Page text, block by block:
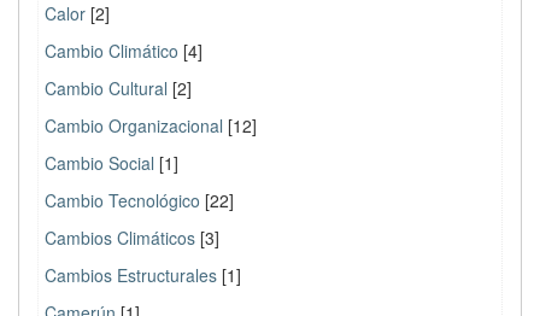
Calor [2]
Cambio Climático [4]
Cambio Cultural [2]
Cambio Organizacional [12]
Cambio Social [1]
Cambio Tecnológico [22]
Cambios Climáticos [3]
Cambios Estructurales [1]